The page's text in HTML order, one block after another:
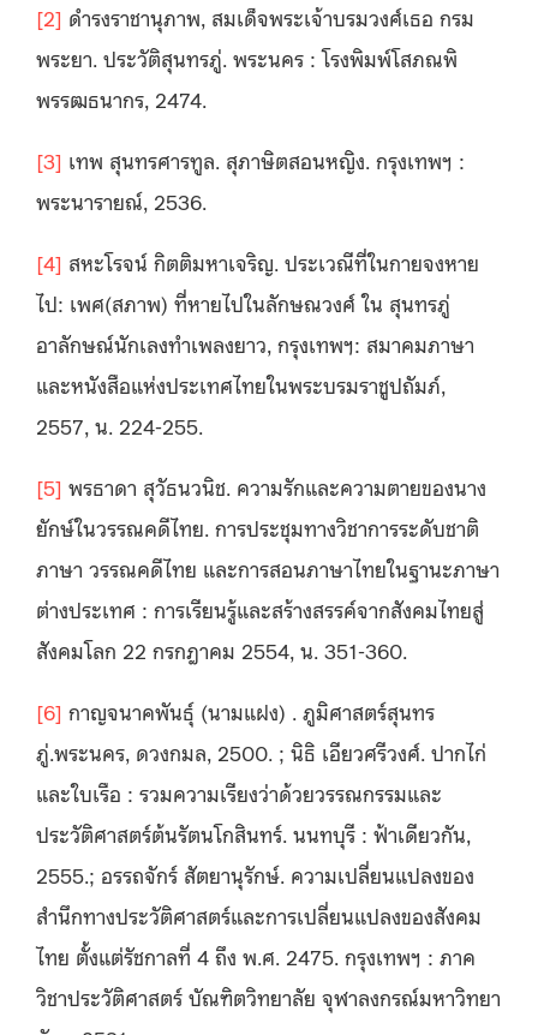
[2] ดำรงราชานุภาพ, สมเด็จพระเจ้าบรมวงศ์เธอ กรม
พระยา. ประวัติสุนทรภู่. พระนคร : โรงพิมพ์โสภณพิ
พรรฒธนากร, 2474.
[3] เทพ สุนทรศารทูล. สุภาษิตสอนหญิง. กรุงเทพฯ :
พระนารายณ์, 2536.
[4] สหะโรจน์ กิตติมหาเจริญ. ประเวณีที่ในกายจงหาย
ไป: เพศ(สภาพ) ที่หายไปในลักษณวงศ์ ใน สุนทรภู่
อาลักษณ์นักเลงทำเพลงยาว, กรุงเทพฯ: สมาคมภาษา
และหนังสือแห่งประเทศไทยในพระบรมราชูปถัมภ์,
2557, น. 224-255.
[5] พรธาดา สุวัธนวนิช. ความรักและความตายของนาง
ยักษ์ในวรรณคดีไทย. การประชุมทางวิชาการระดับชาติ
ภาษา วรรณคดีไทย และการสอนภาษาไทยในฐานะภาษา
ต่างประเทศ : การเรียนรู้และสร้างสรรค์จากสังคมไทยสู่
สังคมโลก 22 กรกฎาคม 2554, น. 351-360.
[6] กาญจนาคพันธุ์ (นามแฝง) . ภูมิศาสตร์สุนทร
ภู่.พระนคร, ดวงกมล, 2500. ; นิธิ เอียวศรีวงศ์. ปากไก่
และใบเรือ : รวมความเรียงว่าด้วยวรรณกรรมและ
ประวัติศาสตร์ต้นรัตนโกสินทร์. นนทบุรี : ฟ้าเดียวกัน,
2555.; อรรถจักร์ สัตยานุรักษ์. ความเปลี่ยนแปลงของ
สำนึกทางประวัติศาสตร์และการเปลี่ยนแปลงของสังคม
ไทย ตั้งแต่รัชกาลที่ 4 ถึง พ.ศ. 2475. กรุงเทพฯ : ภาค
วิชาประวัติศาสตร์ บัณฑิตวิทยาลัย จุฬาลงกรณ์มหาวิทยา